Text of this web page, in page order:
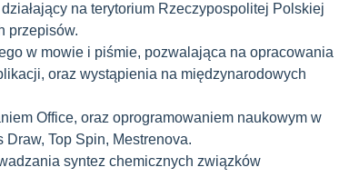
na terytorium Rzeczypospolitej Polskiej
przepisów.
w mowie i piśmie, pozwalająca na opracowania
oraz wystąpienia na międzynarodowych
Office, oraz oprogramowaniem naukowym w
Top Spin, Mestrenova.
syntez chemicznych związków